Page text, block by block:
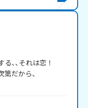
､､それは恋！
だから、